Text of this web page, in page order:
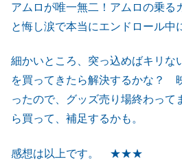
アムロが唯一無二！アムロの乗る
と悔し涙で本当にエンドロール中
細かいところ、突っ込めばキリな
を買ってきたら解決するかな？
ったので、グッズ売り場終わっ
ら買って、補足するかも。
感想は以上です。 ★★★